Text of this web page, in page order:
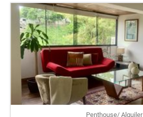
Penthouse/ Alquiler